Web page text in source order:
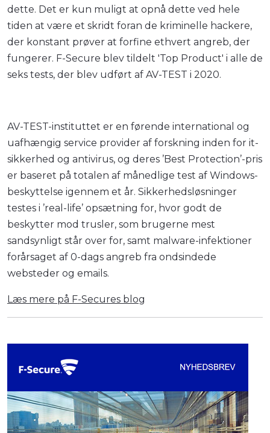
dette. Det er kun muligt at opnå dette ved hele
tiden at være et skridt foran de kriminelle hackere,
der konstant prøver at forfine ethvert angreb, der
fungerer. F-Secure blev tildelt 'Top Product' i alle de
seks tests, der blev udført af AV-TEST i 2020.
AV-TEST-instituttet er en førende international og
uafhængig service provider af forskning inden for it-
sikkerhed og antivirus, og deres ’Best Protection’-pris
er baseret på totalen af månedlige test af Windows-
beskyttelse igennem et år. Sikkerhedsløsninger
testes i ’real-life’ opsætning for, hvor godt de
beskytter mod trusler, som brugerne mest
sandsynligt står over for, samt malware-infektioner
forårsaget af 0-dags angreb fra ondsindede
websteder og emails.
Læs mere på F-Secures blog